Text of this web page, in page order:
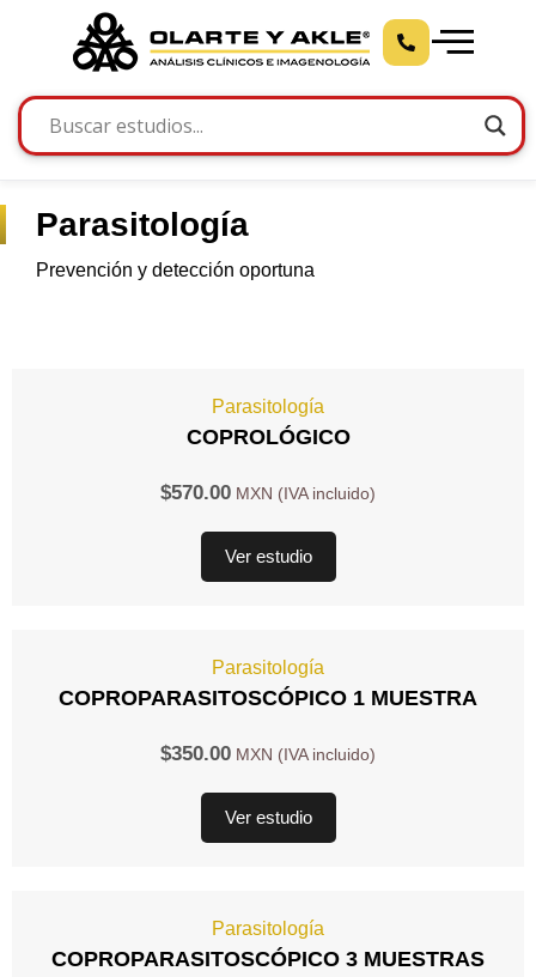
Parasitología
Prevención y detección oportuna
Parasitología
COPROLÓGICO
$570.00
Ver estudio
Parasitología
COPROPARASITOSCÓPICO 1 MUESTRA
$350.00
Ver estudio
Parasitología
COPROPARASITOSCÓPICO 3 MUESTRAS